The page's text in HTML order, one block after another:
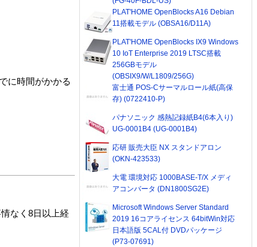
に時間がかかる
なく8日以上経
PLAT'HOME OpenBlocks A16 Debian
11搭載モデル (OBSA16/D11A)
PLAT'HOME OpenBlocks IX9 Windows
10 IoT Enterprise 2019 LTSC搭載
256GBモデル
(OBSIX9/W/L1809/256G)
富士通 POS-Cサーマルロール紙(高保
存) (0722410-P)
パナソニック 感熱記録紙B4(6本入り)
UG-0001B4 (UG-0001B4)
応研 販売大臣 NX スタンドアロン
(OKN-423533)
大電 環境対応 1000BASE-T/X メディ
アコンバータ (DN1800SG2E)
Microsoft Windows Server Standard
2019 16コアライセンス 64bitWin対応
日本語版 5CAL付 DVDパッケージ
(P73-07691)